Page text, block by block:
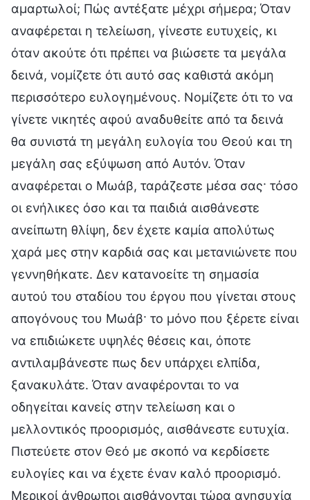
αμαρτωλοί; Πώς αντέξατε μέχρι σήμερα; Όταν
αναφέρεται η τελείωση, γίνεστε ευτυχείς, κι
όταν ακούτε ότι πρέπει να βιώσετε τα μεγάλα
δεινά, νομίζετε ότι αυτό σας καθιστά ακόμη
περισσότερο ευλογημένους. Νομίζετε ότι το να
γίνετε νικητές αφού αναδυθείτε από τα δεινά
θα συνιστά τη μεγάλη ευλογία του Θεού και τη
μεγάλη σας εξύψωση από Αυτόν. Όταν
αναφέρεται ο Μωάβ, ταράζεστε μέσα σας· τόσο
οι ενήλικες όσο και τα παιδιά αισθάνεστε
ανείπωτη θλίψη, δεν έχετε καμία απολύτως
χαρά μες στην καρδιά σας και μετανιώνετε που
γεννηθήκατε. Δεν κατανοείτε τη σημασία
αυτού του σταδίου του έργου που γίνεται στους
απογόνους του Μωάβ· το μόνο που ξέρετε είναι
να επιδιώκετε υψηλές θέσεις και, όποτε
αντιλαμβάνεστε πως δεν υπάρχει ελπίδα,
ξανακυλάτε. Όταν αναφέρονται το να
οδηγείται κανείς στην τελείωση και ο
μελλοντικός προορισμός, αισθάνεστε ευτυχία.
Πιστεύετε στον Θεό με σκοπό να κερδίσετε
ευλογίες και να έχετε έναν καλό προορισμό.
Μερικοί άνθρωποι αισθάνονται τώρα ανησυχία